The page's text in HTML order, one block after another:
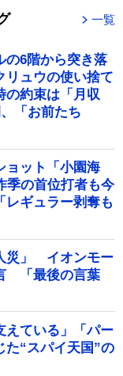
一覧
の6階から突き落
ュウの使い捨て
約束は「月収
「お前たち
ョット「小園海
の首位打者も今
ギュラー剥奪も
災」 イオンモー
「最後の言葉
えている」「パー
た“スパイ天国”の